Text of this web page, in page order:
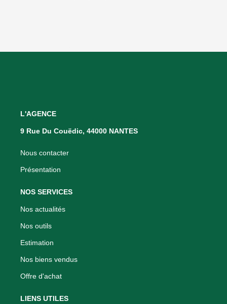
L'AGENCE
9 Rue Du Couëdic, 44000 NANTES
Nous contacter
Présentation
NOS SERVICES
Nos actualités
Nos outils
Estimation
Nos biens vendus
Offre d'achat
LIENS UTILES